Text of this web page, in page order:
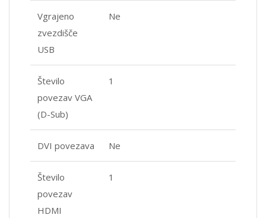
Vgrajeno
zvezdišče
USB
Ne
Število
povezav VGA
(D-Sub)
1
DVI povezava Ne
Število
povezav
HDMI
1